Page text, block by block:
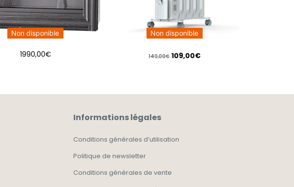
Non disponible
1990,00€
Non disponible
149,00€ 109,00€
Informations légales
Conditions générales d’utilisation
Politique de newsletter
Conditions générales de vente